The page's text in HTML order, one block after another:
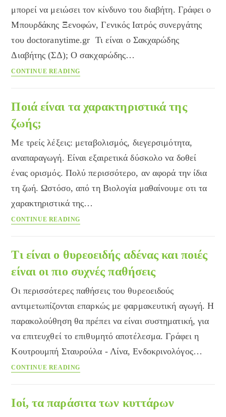
μπορεί να μειώσει τον κίνδυνο του διαβήτη. Γράφει ο
Μπουρδάκης Ξενοφών, Γενικός Ιατρός συνεργάτης
του doctoranytime.gr Τι είναι ο Σακχαρώδης
Διαβήτης (ΣΔ); Ο σακχαρώδης…
CONTINUE READING
προφυλάξου
Ποιά είναι τα χαρακτηριστικά της
ζωής;
Με τρείς λέξεις: μεταβολισμός, διεγερσιμότητα,
αναπαραγωγή. Είναι εξαιρετικά δύσκολο να δοθεί
ένας ορισμός. Πολύ περισσότερο, αν αφορά την ίδια
τη ζωή. Ωστόσο, από τη Βιολογία μαθαίνουμε οτι τα
χαρακτηριστικά της…
CONTINUE READING
χαρακτηριστικά
ζωής;
Τι είναι ο θυρεοειδής αδένας και ποιές
είναι οι πιο συχνές παθήσεις
Οι περισσότερες παθήσεις του θυρεοειδούς
αντιμετωπίζονται επαρκώς με φαρμακευτική αγωγή. Η
παρακολούθηση θα πρέπει να είναι συστηματική, για
να επιτευχθεί το επιθυμητό αποτέλεσμα. Γράφει η
Κουτρουμπή Σταυρούλα - Λίνα, Ενδοκρινολόγος…
CONTINUE READING
θυρεοειδής
Ιοί, τα παράσιτα των κυττάρων